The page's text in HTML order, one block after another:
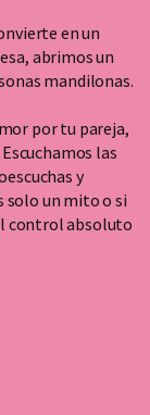
en un
abrimos un
mandilonas.
por tu pareja,
las
y
solo un mito o si
control absoluto